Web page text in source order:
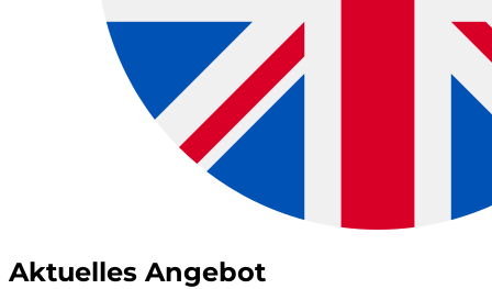
Aktuelles Angebot